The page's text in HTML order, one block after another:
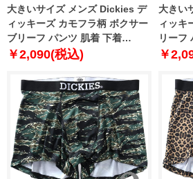
大きいサイズ メンズ Dickies デ
ィッキーズ カモフラ柄 ボクサー
ブリーフ パンツ 肌着 下着
80212600
￥2,090(税込)
大きい
ィッキ
リーフ
￥